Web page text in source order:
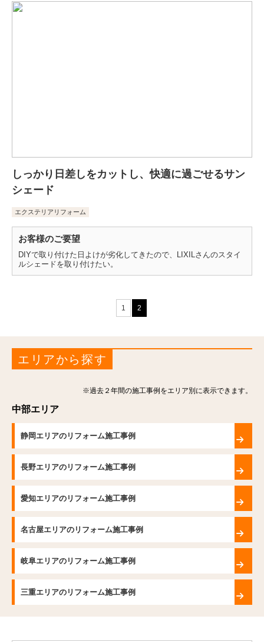
しっかり日差しをカットし、快適に過ごせるサン
シェード
エクステリアリフォーム
お客様のご要望
DIYで取り付けた日よけが劣化してきたので、LIXILさんのスタイ
ルシェードを取り付けたい。
1 2
エリアから探す
※過去２年間の施工事例をエリア別に表示できます。
中部エリア
静岡エリアのリフォーム施工事例
長野エリアのリフォーム施工事例
愛知エリアのリフォーム施工事例
名古屋エリアのリフォーム施工事例
岐阜エリアのリフォーム施工事例
三重エリアのリフォーム施工事例